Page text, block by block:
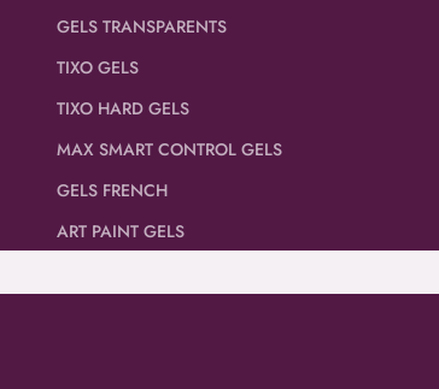
GELS TRANSPARENTS
TIXO GELS
TIXO HARD GELS
MAX SMART CONTROL GELS
GELS FRENCH
ART PAINT GELS